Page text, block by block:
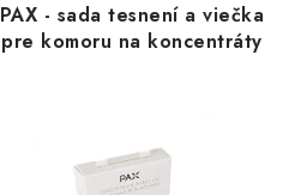
PAX - sada tesnení a viečka
pre komoru na koncentráty